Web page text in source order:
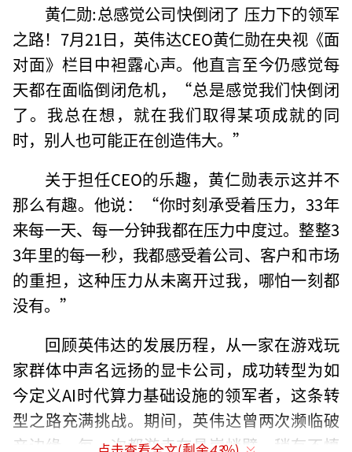
黄仁勋:总感觉公司快倒闭了 压力下的领军
之路！7月21日，英伟达CEO黄仁勋在央视《面
对面》栏目中袒露心声。他直言至今仍感觉每
天都在面临倒闭危机，“总是感觉我们快倒闭
了。我总在想，就在我们取得某项成就的同
时，别人也可能正在创造伟大。”
关于担任CEO的乐趣，黄仁勋表示这并不
那么有趣。他说：“你时刻承受着压力，33年
来每一天、每一分钟我都在压力中度过。整整3
3年里的每一秒，我都感受着公司、客户和市场
的重担，这种压力从未离开过我，哪怕一刻都
没有。”
回顾英伟达的发展历程，从一家在游戏玩
家群体中声名远扬的显卡公司，成功转型为如
今定义AI时代算力基础设施的领军者，这条转
型之路充满挑战。期间，英伟达曾两次濒临破
产边缘，每一次都游走在悬崖峭壁，稍有不慎